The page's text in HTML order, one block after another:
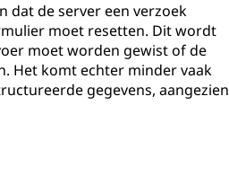
dat de server een verzoek
moet resetten. Dit wordt
moet worden gewist of de
Het komt echter minder vaak
gegevens, aangezien